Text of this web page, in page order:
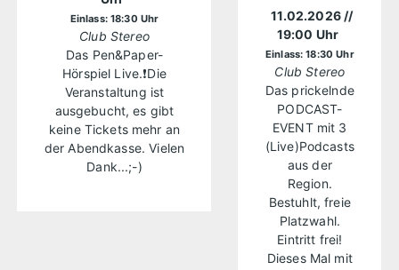
Einlass: 18:30 Uhr
Club Stereo
Das Pen&Paper-
Hörspiel Live.❗Die
Veranstaltung ist
ausgebucht, es gibt
keine Tickets mehr an
der Abendkasse. Vielen
Dank...;-)
11.02.2026 //
19:00 Uhr
Einlass: 18:30 Uhr
Club Stereo
Das prickelnde
PODCAST-
EVENT mit 3
(Live)Podcasts
aus der
Region.
Bestuhlt, freie
Platzwahl.
Eintritt frei!
Dieses Mal mit